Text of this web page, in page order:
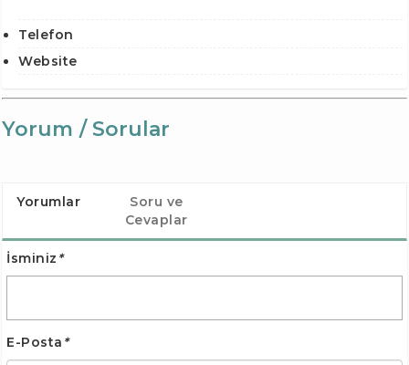
Telefon
Website
Yorum / Sorular
Yorumlar
Soru ve
Cevaplar
İsminiz *
E-Posta *